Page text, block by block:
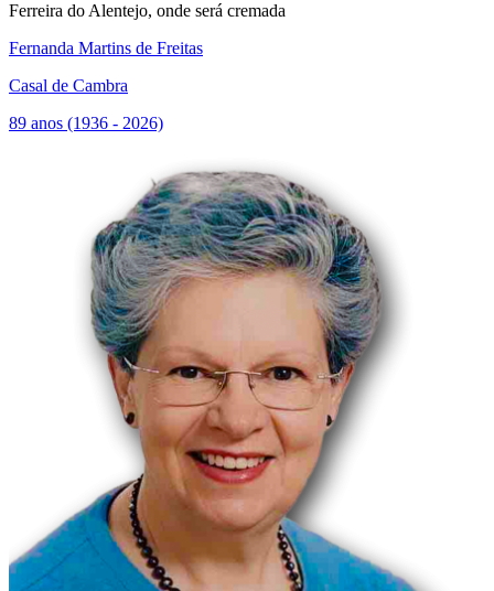
Ferreira do Alentejo, onde será cremada
Fernanda Martins de Freitas
Casal de Cambra
89 anos (1936 - 2026)